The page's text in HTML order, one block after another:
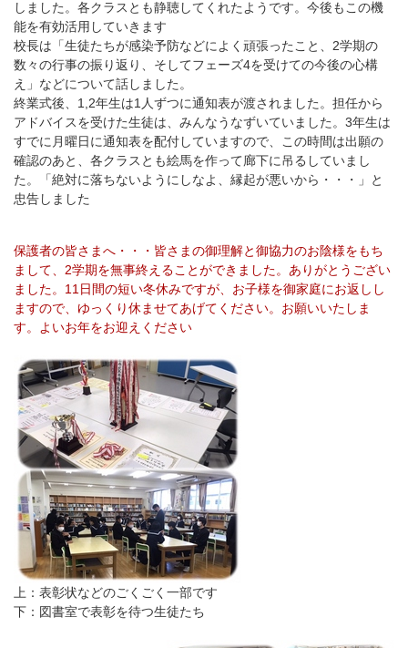
しました。各クラスとも静聴してくれたようです。今後もこの機
能を有効活用していきます
校長は「生徒たちが感染予防などによく頑張ったこと、2学期の
数々の行事の振り返り、そしてフェーズ4を受けての今後の心構
え」などについて話しました。
終業式後、1,2年生は1人ずつに通知表が渡されました。担任から
アドバイスを受けた生徒は、みんなうなずいていました。3年生は
すでに月曜日に通知表を配付していますので、この時間は出願の
確認のあと、各クラスとも絵馬を作って廊下に吊るしていまし
た。「絶対に落ちないようにしなよ、縁起が悪いから・・・」と
忠告しました
保護者の皆さまへ・・・皆さまの御理解と御協力のお陰様をもち
まして、2学期を無事終えることができました。ありがとうござい
ました。11日間の短い冬休みですが、お子様を御家庭にお返しし
ますので、ゆっくり休ませてあげてください。お願いいたしま
す。よいお年をお迎えください
上：表彰状などのごくごく一部です
下：図書室で表彰を待つ生徒たち